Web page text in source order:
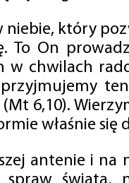
niebie, który
To On
w chwilach
przyjmujemy
6,10).
właśnie się
antenie i na